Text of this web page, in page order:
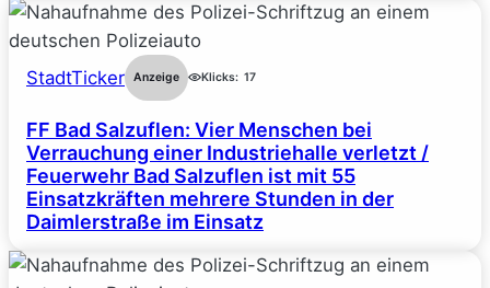
StadtTicker Anzeige Klicks: 17
FF Bad Salzuflen: Vier Menschen bei
Verrauchung einer Industriehalle verletzt /
Feuerwehr Bad Salzuflen ist mit 55
Einsatzkräften mehrere Stunden in der
Daimlerstraße im Einsatz